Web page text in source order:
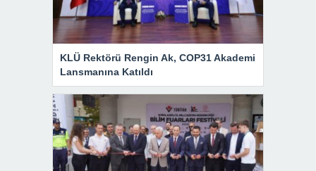
KLÜ Rektörü Rengin Ak, COP31 Akademi
Lansmanına Katıldı